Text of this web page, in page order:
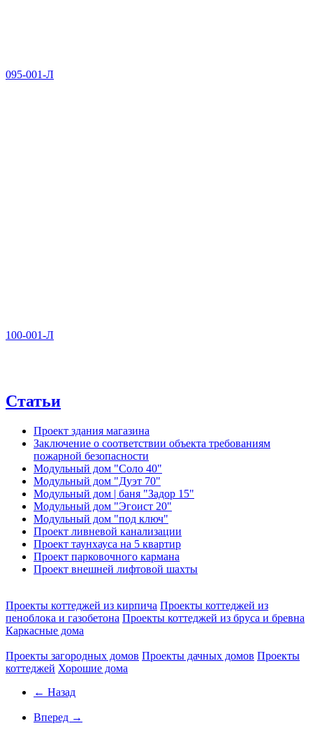
095-001-Л
100-001-Л
Статьи
Проект здания магазина
Заключение о соответствии объекта требованиям
пожарной безопасности
Модульный дом "Соло 40"
Модульный дом "Дуэт 70"
Модульный дом | баня "Задор 15"
Модульный дом "Эгоист 20"
Модульный дом "под ключ"
Проект ливневой канализации
Проект таунхауса на 5 квартир
Проект парковочного кармана
Проект внешней лифтовой шахты
Проекты коттеджей из кирпича Проекты коттеджей из
пеноблока и газобетона Проекты коттеджей из бруса и бревна
Каркасные дома
Проекты загородных домов Проекты дачных домов Проекты
коттеджей Хорошие дома
← Назад
Вперед →